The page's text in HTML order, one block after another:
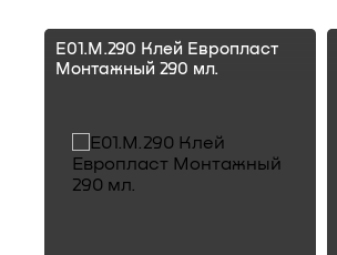
E01.M.290 Клей Европласт
Монтажный 290 мл.